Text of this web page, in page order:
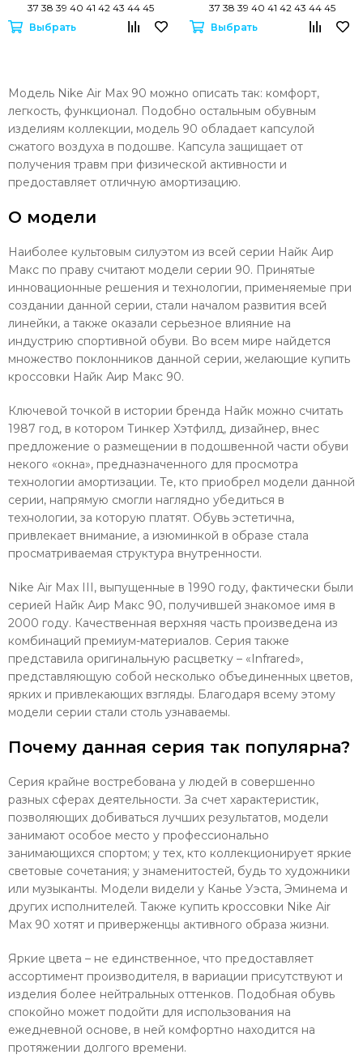
37 38 39 40 41 42 43 44 45
Выбрать
37 38 39 40 41 42 43 44 45
Выбрать
Модель Nike Air Max 90 можно описать так: комфорт,
легкость, функционал. Подобно остальным обувным
изделиям коллекции, модель 90 обладает капсулой
сжатого воздуха в подошве. Капсула защищает от
получения травм при физической активности и
предоставляет отличную амортизацию.
О модели
Наиболее культовым силуэтом из всей серии Найк Аир
Макс по праву считают модели серии 90. Принятые
инновационные решения и технологии, применяемые при
создании данной серии, стали началом развития всей
линейки, а также оказали серьезное влияние на
индустрию спортивной обуви. Во всем мире найдется
множество поклонников данной серии, желающие купить
кроссовки Найк Аир Макс 90.
Ключевой точкой в истории бренда Найк можно считать
1987 год, в котором Тинкер Хэтфилд, дизайнер, внес
предложение о размещении в подошвенной части обуви
некого «окна», предназначенного для просмотра
технологии амортизации. Те, кто приобрел модели данной
серии, напрямую смогли наглядно убедиться в
технологии, за которую платят. Обувь эстетична,
привлекает внимание, а изюминкой в образе стала
просматриваемая структура внутренности.
Nike Air Max III, выпущенные в 1990 году, фактически были
серией Найк Аир Макс 90, получившей знакомое имя в
2000 году. Качественная верхняя часть произведена из
комбинаций премиум-материалов. Серия также
представила оригинальную расцветку – «Infrared»,
представляющую собой несколько объединенных цветов,
ярких и привлекающих взгляды. Благодаря всему этому
модели серии стали столь узнаваемы.
Почему данная серия так популярна?
Серия крайне востребована у людей в совершенно
разных сферах деятельности. За счет характеристик,
позволяющих добиваться лучших результатов, модели
занимают особое место у профессионально
занимающихся спортом; у тех, кто коллекционирует яркие
световые сочетания; у знаменитостей, будь то художники
или музыканты. Модели видели у Канье Уэста, Эминема и
других исполнителей. Также купить кроссовки Nike Air
Max 90 хотят и приверженцы активного образа жизни.
Яркие цвета – не единственное, что предоставляет
ассортимент производителя, в вариации присутствуют и
изделия более нейтральных оттенков. Подобная обувь
спокойно может подойти для использования на
ежедневной основе, в ней комфортно находится на
протяжении долгого времени.